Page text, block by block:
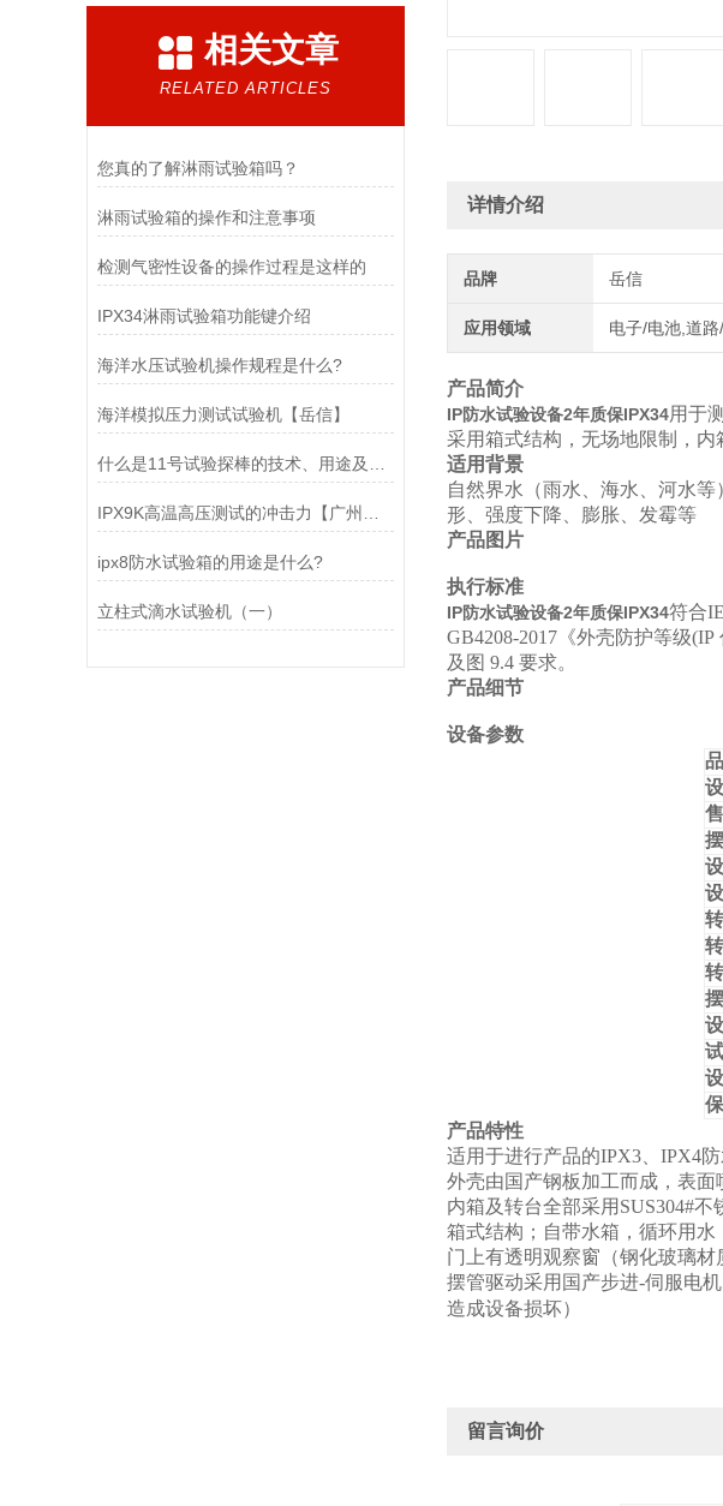
相关文章
RELATED ARTICLES
您真的了解淋雨试验箱吗？
淋雨试验箱的操作和注意事项
检测气密性设备的操作过程是这样的
IPX34淋雨试验箱功能键介绍
海洋水压试验机操作规程是什么?
海洋模拟压力测试试验机【岳信】
ipx8防水试验箱的用途是什么?
立柱式滴水试验机（一）
详情介绍
品牌 岳信
应用领域 电子/电池,道
产品简介
IP防水试验设备2年质保IPX34用于
采用箱式结构，无场地限制，内
适用背景
自然界水（雨水、海水、河水
形、强度下降、膨胀、发霉等
产品图片
执行标准
IP防水试验设备2年质保IPX34符合
GB4208-2017《外壳防护等级(IP
及图 9.4 要求。
产品细节
设备参数
产品特性
适用于进行产品的IPX3、IPX4防
外壳由国产钢板加工而成，表面
内箱及转台全部采用SUS304#
箱式结构；自带水箱，循环用水
门上有透明观察窗（钢化玻璃材
摆管驱动采用国产步进-伺服电
造成设备损坏）
留言询价